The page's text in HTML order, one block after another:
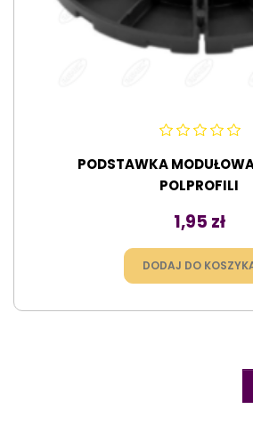
PODSTAWKA
POLPROFILI
Cena
1,95 zł
DODAJ DO